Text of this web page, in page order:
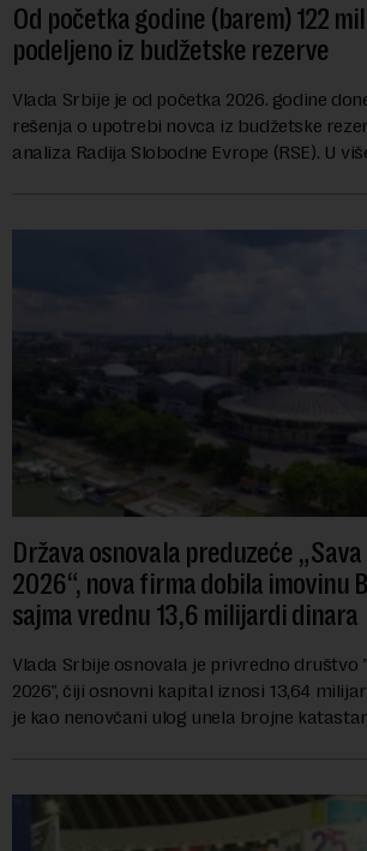
Od početka godine (barem) 122
podeljeno iz budžetske rezerve
Vlada Srbije je od početka 2026. godine
rešenja o upotrebi novca iz budžetske
analiza Radija Slobodne Evrope (RSE). U
Država osnovala preduzeće
2026“, nova firma dobila imovinu
sajma vrednu 13,6 milijardi dinara
Vlada Srbije osnovala je privredno društvo
2026", čiji osnovni kapital iznosi 13,64
je kao nenovčani ulog unela brojne